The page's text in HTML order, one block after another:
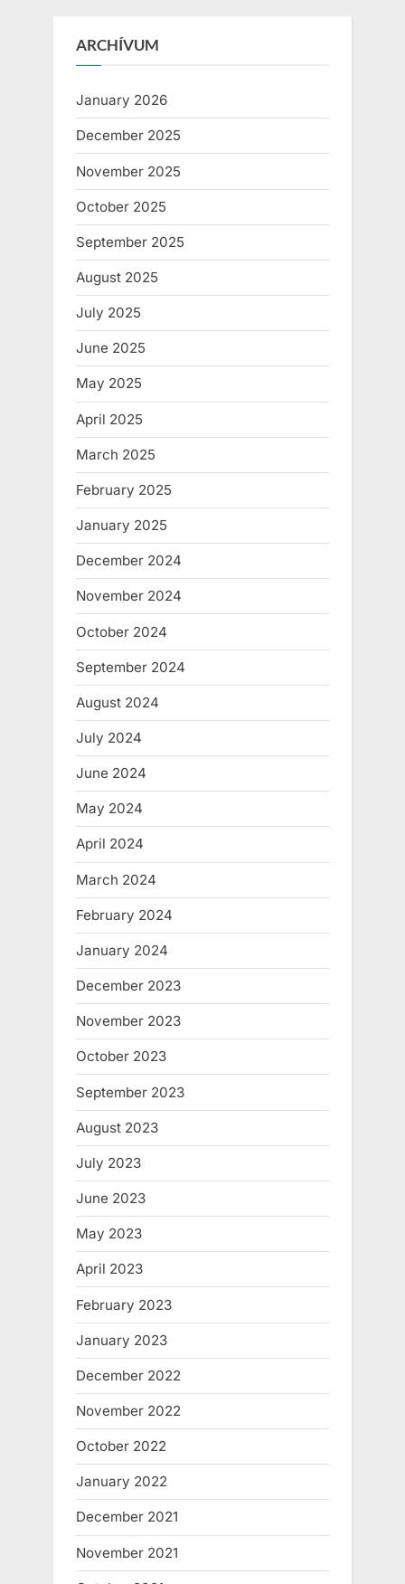
ARCHÍVUM
January 2026
December 2025
November 2025
October 2025
September 2025
August 2025
July 2025
June 2025
May 2025
April 2025
March 2025
February 2025
January 2025
December 2024
November 2024
October 2024
September 2024
August 2024
July 2024
June 2024
May 2024
April 2024
March 2024
February 2024
January 2024
December 2023
November 2023
October 2023
September 2023
August 2023
July 2023
June 2023
May 2023
April 2023
February 2023
January 2023
December 2022
November 2022
October 2022
January 2022
December 2021
November 2021